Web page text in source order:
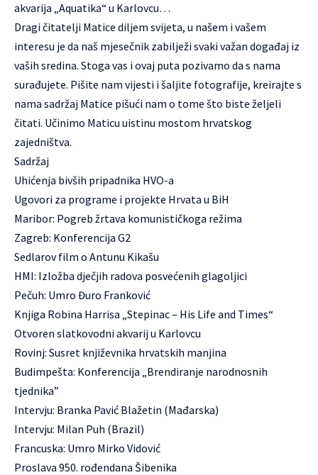
akvarija „Aquatika“ u Karlovcu…
Dragi čitatelji Matice diljem svijeta, u našem i vašem
interesu je da naš mjesečnik zabilježi svaki važan događaj iz
vaših sredina. Stoga vas i ovaj puta pozivamo da s nama
surađujete. Pišite nam vijesti i šaljite fotografije, kreirajte s
nama sadržaj Matice pišući nam o tome što biste željeli
čitati. Učinimo Maticu uistinu mostom hrvatskog
zajedništva.
Sadržaj
Uhićenja bivših pripadnika HVO-a
Ugovori za programe i projekte Hrvata u BiH
Maribor: Pogreb žrtava komunističkoga režima
Zagreb: Konferencija G2
Sedlarov film o Antunu Kikašu
HMI: Izložba dječjih radova posvećenih glagoljici
Pečuh: Umro Đuro Franković
Knjiga Robina Harrisa „Stepinac – His Life and Times“
Otvoren slatkovodni akvarij u Karlovcu
Rovinj: Susret književnika hrvatskih manjina
Budimpešta: Konferencija „Brendiranje narodnosnih
tjednika”
Intervju: Branka Pavić Blažetin (Mađarska)
Intervju: Milan Puh (Brazil)
Francuska: Umro Mirko Vidović
Proslava 950. rođendana Šibenika